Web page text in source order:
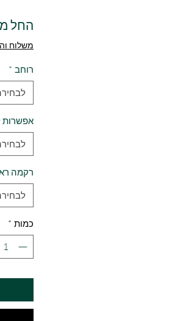
החל
משלוח
רוחב *
אפשרות
רקמה
כמות *